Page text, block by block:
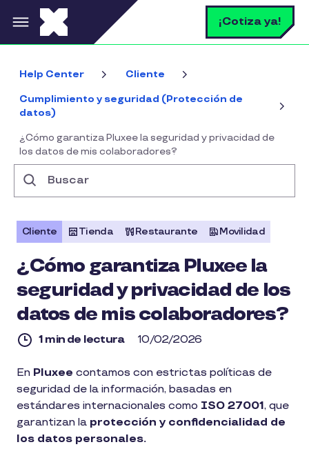
Pasar al contenido principal ¡Cotiza ya!
Help Center Cliente
Cumplimiento y seguridad (Protección de
datos)
¿Cómo garantiza Pluxee la seguridad y privacidad de
los datos de mis colaboradores?
Cliente Tienda Restaurante Movilidad
¿Cómo garantiza Pluxee la
seguridad y privacidad de los
datos de mis colaboradores?
1 min de lectura 10/02/2026
1
de
lectura
En Pluxee contamos con estrictas políticas de
seguridad de la información, basadas en
estándares internacionales como ISO 27001, que
garantizan la protección y confidencialidad de
los datos personales.